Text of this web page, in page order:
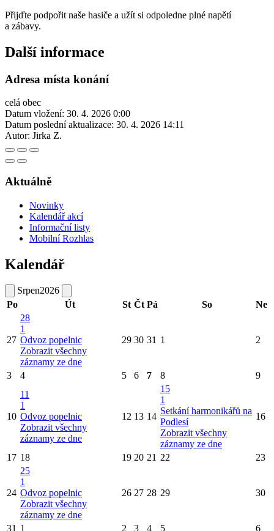
Přijďte podpořit naše hasiče a užít si odpoledne plné napětí
a zábavy.
Další informace
Adresa místa konání
celá obec
Datum vložení: 30. 4. 2026 0:00
Datum poslední aktualizace: 30. 4. 2026 14:11
Autor: Jirka Z.
Aktuálně
Novinky
Kalendář akcí
Informační listy
Mobilní Rozhlas
Kalendář
Srpen2026
Po
Út St Čt Pá So Ne
27
28
1
Odvoz popelnic
Zobrazit všechny
záznamy ze dne
29 30 31 1 2
3 4 5 6 7 8 9
10
11
1
Odvoz popelnic
Zobrazit všechny
záznamy ze dne
12 13 14
15
1
Setkání harmonikářů na
Podlesí
Zobrazit všechny
záznamy ze dne
16
17 18 19 20 21 22 23
24
25
1
Odvoz popelnic
Zobrazit všechny
záznamy ze dne
26 27 28 29 30
31 1 2 3 4 5 6